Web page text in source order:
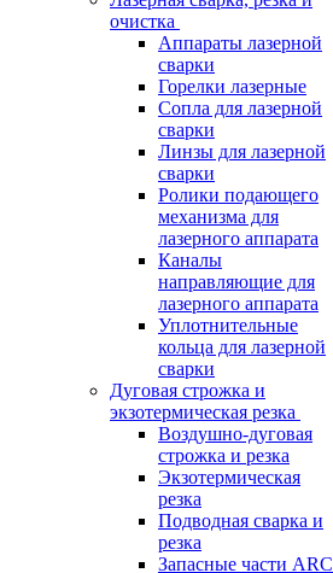
очистка
Аппараты лазерной
сварки
Горелки лазерные
Сопла для лазерной
сварки
Линзы для лазерной
сварки
Ролики подающего
механизма для
лазерного аппарата
Каналы
направляющие для
лазерного аппарата
Уплотнительные
кольца для лазерной
сварки
Дуговая строжка и
экзотермическая резка
Воздушно-дуговая
строжка и резка
Экзотермическая
резка
Подводная сварка и
резка
Запасные части ARC